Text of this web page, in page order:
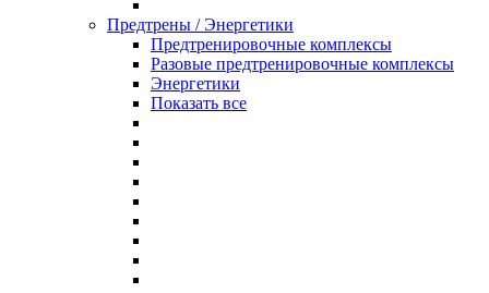
Предтрены / Энергетики
Предтренировочные комплексы
Разовые предтренировочные комплексы
Энергетики
Показать все